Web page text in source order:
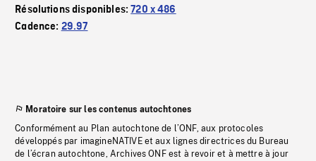
Résolutions disponibles:720 x 486
Cadence: 29.97
Moratoire sur les contenus autochtones
Conformément au Plan autochtone de l’ONF, aux protocoles
développés par imagineNATIVE et aux lignes directrices du Bureau
de l’écran autochtone, Archives ONF est à revoir et à mettre à jour